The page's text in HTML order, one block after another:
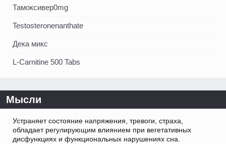
Тамоксивер0mg
Testosteronenanthate
Дека микс
L-Carnitine 500 Tabs
Мысли
Устраняет состояние напряжения, тревоги, страха,
обладает регулирующим влиянием при вегетативных
дисфункциях и функциональных нарушениях сна.